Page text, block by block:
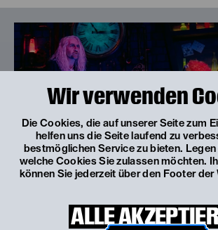
Wir verwenden
Die Cookies, die auf unserer Seite zum
helfen uns die Seite laufend zu
bestmöglichen Service zu bieten.
welche Cookies Sie zulassen möchten.
können Sie jederzeit über den Footer der
ALLE